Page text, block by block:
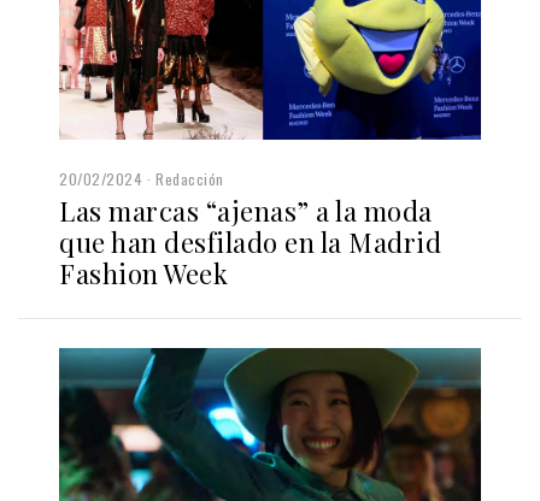
20/02/2024 Redacción
Las marcas “ajenas” a la moda
que han desfilado en la Madrid
Fashion Week